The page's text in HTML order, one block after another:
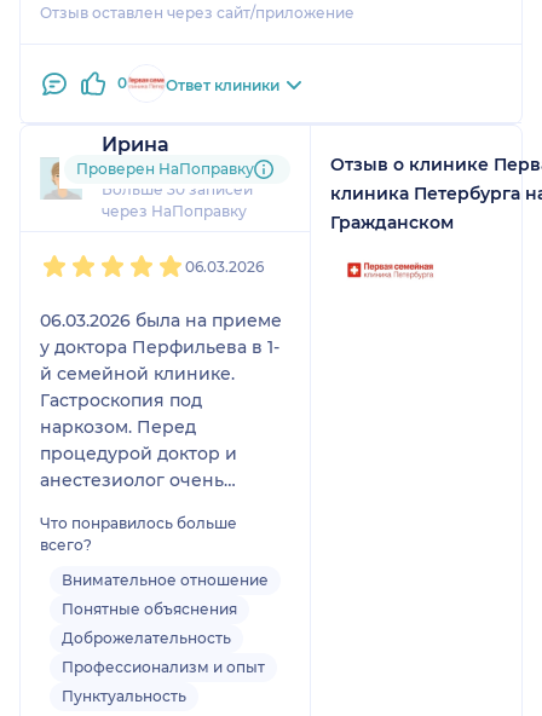
Отзыв оставлен через сайт/приложение
0 Ответ клиники
Ирина
13 отзывови5 оценок
Больше 30 записей
через НаПоправку
Проверен НаПоправку
06.03.2026
06.03.2026 была на приеме
у доктора Перфильева в 1-
й семейной клинике.
Гастроскопия под
наркозом. Перед
процедурой доктор и
анестезиолог очень
расспросили. Процедура
не заметила. Андрей
Петрович взял нужные
анализы и дал подробное
заключение. Спасибо
доктору, анестезиологу и
Что понравилось больше
всего?
Внимательное отношение
Понятные объяснения
Доброжелательность
Профессионализм и опыт
Пунктуальность
Отзыв о клинике
клиника Петербурга
Гражданском